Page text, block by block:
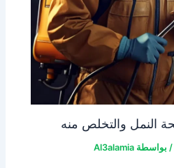
/ بواسطة Al3alamia